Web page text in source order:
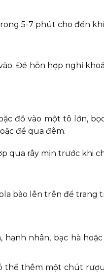
5-7 phút cho đến khi
Để hỗn hợp nghỉ
đổ vào một tô lớn,
để qua đêm.
qua rây mịn trước khi
bào lên trên để trang
nhân, bạc hà
thể thêm một chút